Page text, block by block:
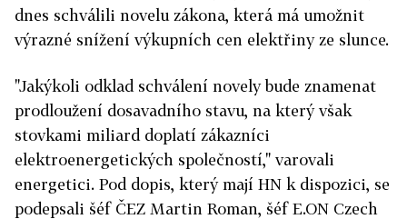
dnes schválili novelu zákona, která má umožnit
výrazné snížení výkupních cen elektřiny ze slunce.
"Jakýkoli odklad schválení novely bude znamenat
prodloužení dosavadního stavu, na který však
stovkami miliard doplatí zákazníci
elektroenergetických společností," varovali
energetici. Pod dopis, který mají HN k dispozici, se
podepsali šéf ČEZ Martin Roman, šéf E.ON Czech